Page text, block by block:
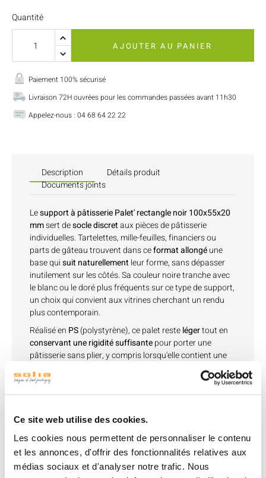
Ce site web utilise des cookies.
Les cookies nous permettent de personnaliser le contenu
et les annonces, d'offrir des fonctionnalités relatives aux
médias sociaux et d'analyser notre trafic. Nous
Quantité
AJOUTER AU PANIER
Paiement 100% sécurisé
Livraison 72H ouvrées pour les commandes passées avant 11h30
Appelez-nous : 04 68 64 22 22
Description
Détails produit
Documents joints
Lesupport à pâtisserie Palet' rectangle noir 100x55x20
mmsert desocle discretaux pièces de pâtisserie
individuelles. Tartelettes, mille-feuilles, financiers ou
parts de gâteau trouvent dans ceformat allongéune
base quisuit naturellement leur forme, sans dépasser
inutilement sur les côtés. Sa couleur noire tranche avec
le blanc ou le doré plus fréquents sur ce type de support,
un choix qui convient aux vitrines cherchant un rendu
plus contemporain.
Réalisé en PS(polystyrène), ce palet restelégertout en
conservant une rigidité suffisantepour porter une
pâtisserie sans plier, y compris lorsqu'elle contient une
garniture humide ou grasse. La languette légèrement
cambrée à une extrémité facilite la prise en main du
personnel de vente : elle permet de glisser une pince ou
directement le dessert, un détail qui compte pour éviter
moment de servir le client.
Réutilisable
, ce support supporte un usage répété
vitrine ou lors de plusieurs services successifs,